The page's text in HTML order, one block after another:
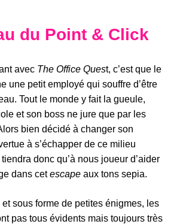
du Point & Click
avec The Office Quest, c’est que le
une petit employé qui souffre d’être
Tout le monde y fait la gueule,
et son boss ne jure que par les
bien décidé à changer son
à s’échapper de ce milieu
donc qu’à nous joueur d’aider
dans cetescape aux tons sepia.
sous forme de petites énigmes, les
pas tous évidents mais toujours très